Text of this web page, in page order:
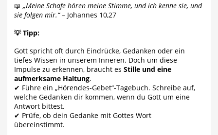
📖„Meine Schafe hören meine Stimme, und ich kenne sie, und
sie folgen mir.“– Johannes 10,27
💡Tipp:
Gott spricht oft durch Eindrücke, Gedanken oder ein
tiefes Wissen in unserem Inneren. Doch um diese
Impulse zu erkennen, braucht esStille und eine
aufmerksame Haltung.
✔ Führe ein „Hörendes-Gebet“-Tagebuch. Schreibe auf,
welche Gedanken dir kommen, wenn du Gott um eine
Antwort bittest.
✔ Prüfe, ob dein Gedanke mit Gottes Wort
übereinstimmt.